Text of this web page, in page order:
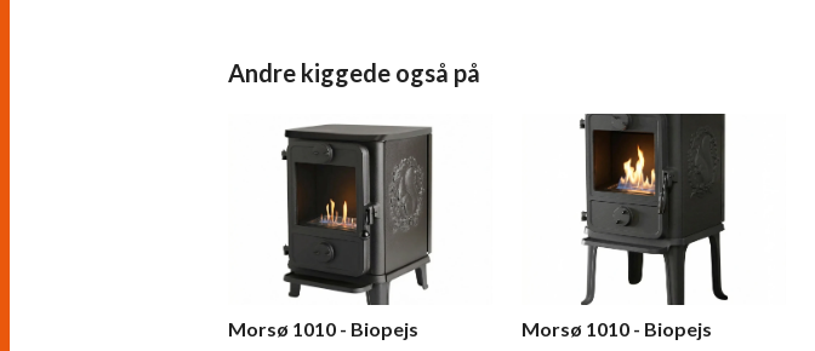
Andre kiggede også på
Morsø 1010 - Biopejs
Morsø 1010 - Biopejs